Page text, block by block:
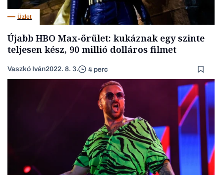
Üzlet
Újabb HBO Max-őrület: kukáznak egy szinte
teljesen kész, 90 millió dolláros filmet
Vaszkó Iván2022. 8. 3. 4 perc